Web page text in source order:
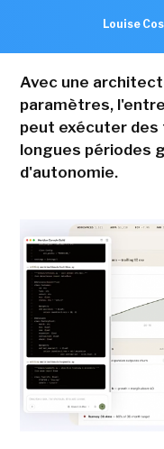
Louise
Avec une
paramètres,
peut exécuter des
longues périodes
d'autonomie.